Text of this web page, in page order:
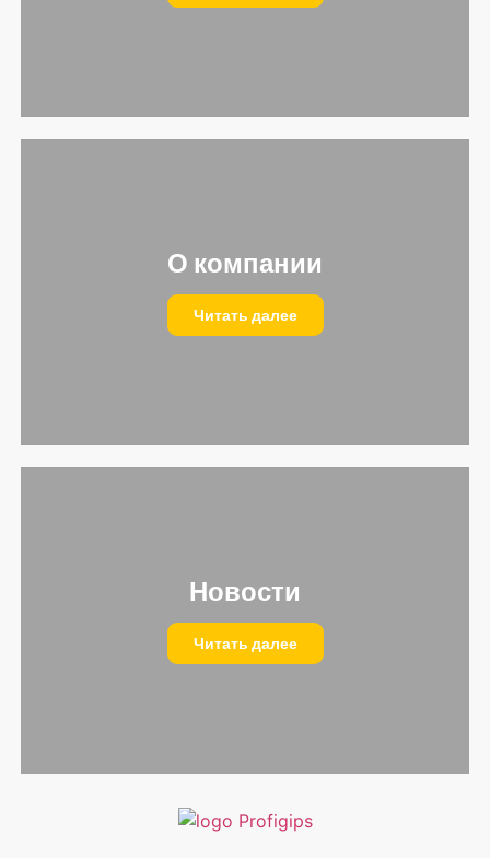
О компании
Читать далее
Новости
Читать далее